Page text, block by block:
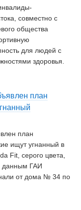
совместно с
общества
для людей с
здоровья.
план
план
ищут угнанный в
Fit, серого цвета,
данным ГАИ
от дома № 34 по